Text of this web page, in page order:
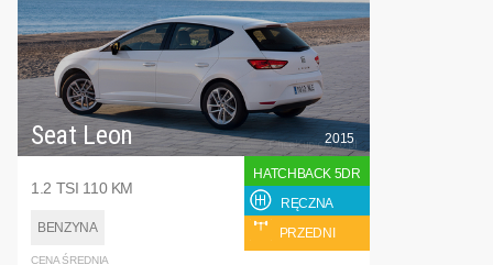
Seat Leon
1.2 TSI 110 KM
BENZYNA
2015
HATCHBACK 5DR
RĘCZNA
PRZEDNI
CENA ŚREDNIA